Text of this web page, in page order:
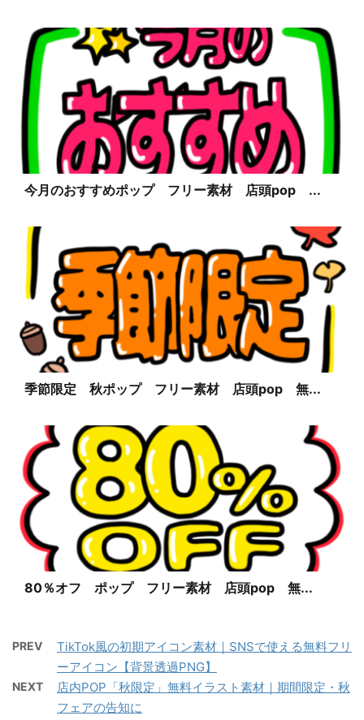
今月のおすすめポップ フリー素材 店頭pop ...
季節限定 秋ポップ フリー素材 店頭pop 無...
80％オフ ポップ フリー素材 店頭pop 無...
PREV
TikTok風の初期アイコン素材｜SNSで使える無料フリ
ーアイコン【背景透過PNG】
NEXT
店内POP「秋限定」無料イラスト素材｜期間限定・秋
フェアの告知に